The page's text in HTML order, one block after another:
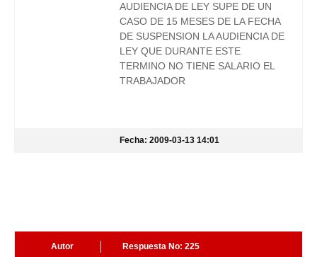
AUDIENCIA DE LEY SUPE DE UN
CASO DE 15 MESES DE LA FECHA
DE SUSPENSION LA AUDIENCIA DE
LEY QUE DURANTE ESTE
TERMINO NO TIENE SALARIO EL
TRABAJADOR
Fecha: 2009-03-13 14:01
Autor Respuesta No: 225